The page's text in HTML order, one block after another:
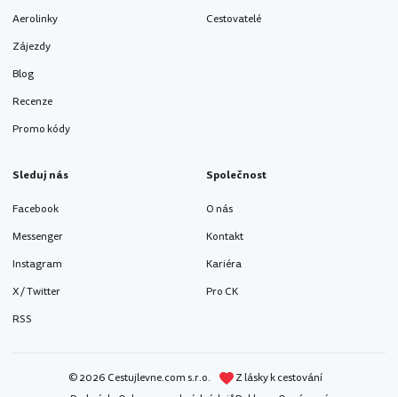
Aerolinky
Zájezdy
Blog
Recenze
Promo kódy
Cestovatelé
Sleduj nás
Facebook
Messenger
Instagram
X / Twitter
RSS
Společnost
O nás
Kontakt
Kariéra
Pro CK
© 2026 Cestujlevne.com s.r.o.
Z lásky k cestování